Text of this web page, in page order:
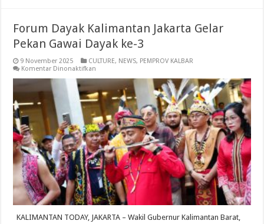
Forum Dayak Kalimantan Jakarta Gelar
Pekan Gawai Dayak ke-3
9 November 2025 CULTURE, NEWS, PEMPROV KALBAR
Komentar Dinonaktifkan
Dayak
Kalimantan
Jakarta
Gelar
Pekan
Gawai
Dayak
ke-
3
KALIMANTAN TODAY, ​JAKARTA – Wakil Gubernur Kalimantan Barat,